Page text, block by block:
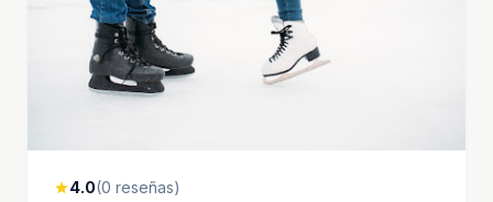
star4.0(0 reseñas)